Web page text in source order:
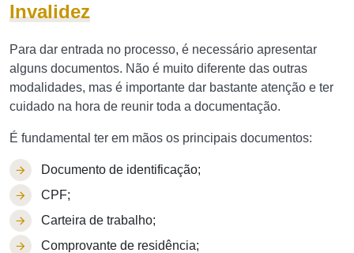
Invalidez
Para dar entrada no processo, é necessário apresentar
alguns documentos. Não é muito diferente das outras
modalidades, mas é importante dar bastante atenção e ter
cuidado na hora de reunir toda a documentação.
É fundamental ter em mãos os principais documentos:
Documento de identificação;
CPF;
Carteira de trabalho;
Comprovante de residência;